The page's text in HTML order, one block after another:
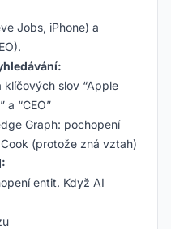
Jobs, iPhone) a
klíčových slov “Apple
a “CEO”
Graph: pochopení
(protože zná vztah)
entit. Když AI